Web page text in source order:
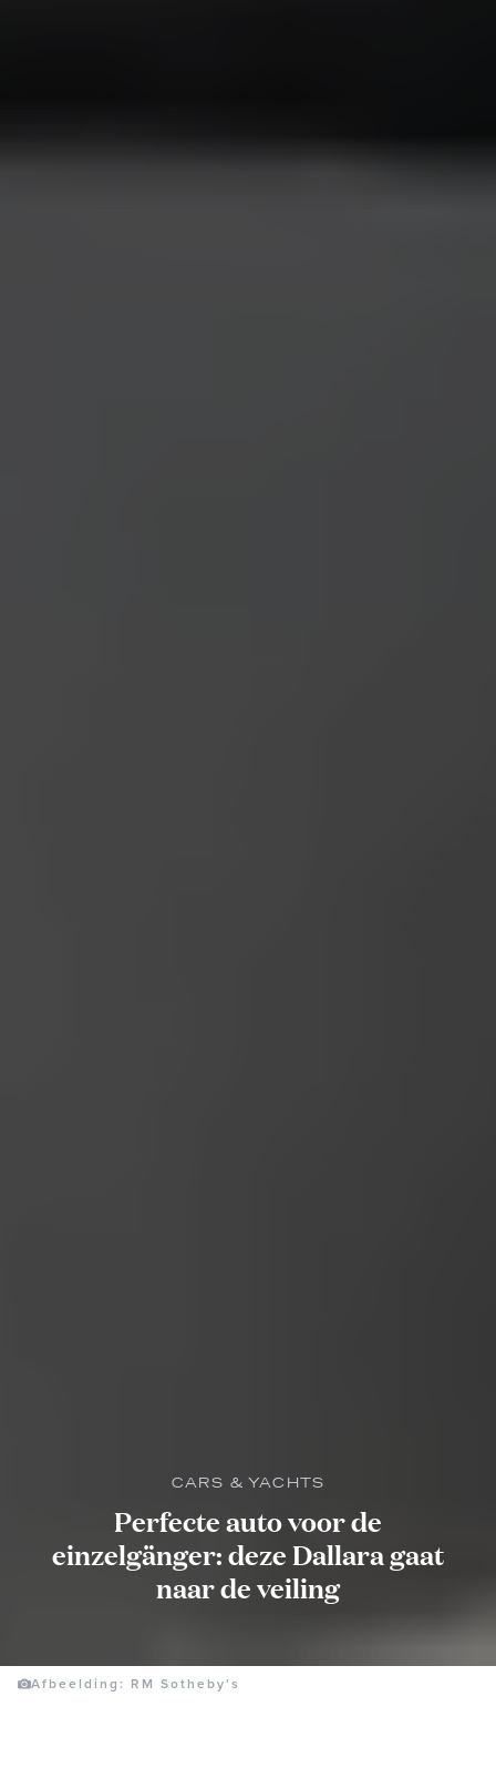
CARS & YACHTS
Perfecte auto voor de
einzelgänger: deze Dallara gaat
naar de veiling
Afbeelding: RM Sotheby's